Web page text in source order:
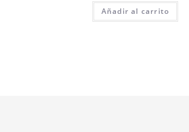
Añadir al carrito